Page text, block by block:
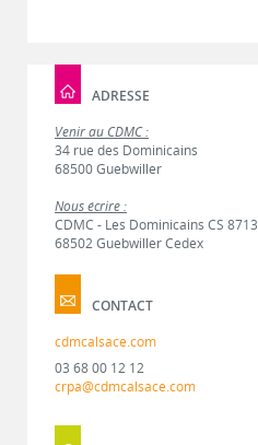
ADRESSE
Venir au CDMC :
34 rue des Dominicains
68500 Guebwiller
Nous écrire :
CDMC - Les Dominicains CS 8713
68502 Guebwiller Cedex
CONTACT
cdmcalsace.com
03 68 00 12 12
crpa@cdmcalsace.com